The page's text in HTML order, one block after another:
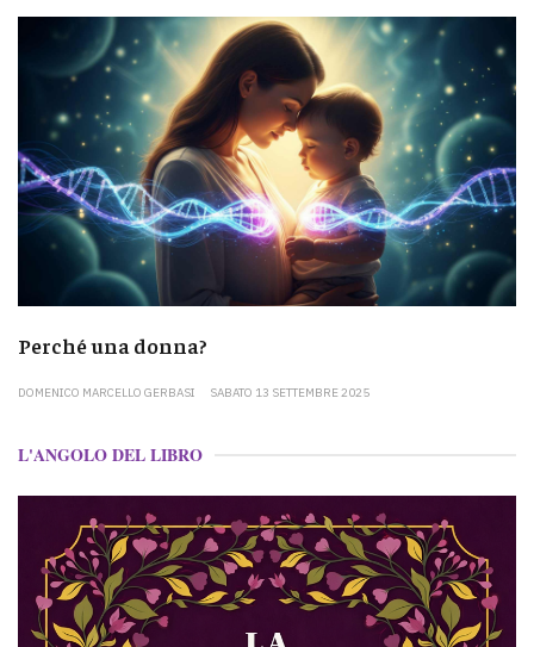
Perché una donna?
DOMENICO MARCELLO GERBASI SABATO 13 SETTEMBRE 2025
L'ANGOLO DEL LIBRO